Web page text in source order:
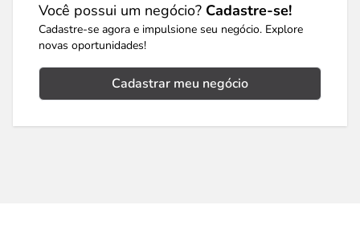
Você possui um negócio? Cadastre-se!
Cadastre-se agora e impulsione seu negócio. Explore
novas oportunidades!
Cadastrar meu negócio